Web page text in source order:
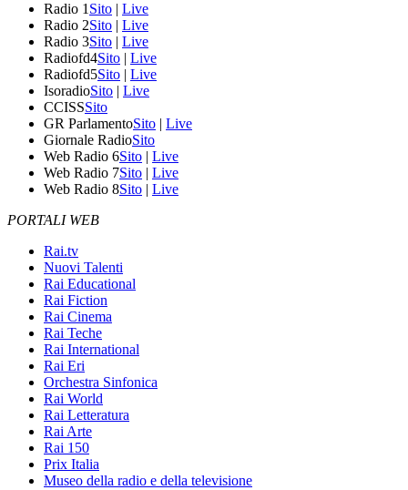
Radio 1 Sito | Live
Radio 2Sito | Live
Radio 3Sito | Live
Radiofd4Sito | Live
Radiofd5Sito | Live
IsoradioSito | Live
CCISSSito
GR ParlamentoSito | Live
Giornale RadioSito
Web Radio 6Sito | Live
Web Radio 7Sito | Live
Web Radio 8Sito | Live
PORTALI WEB
Rai.tv
Nuovi Talenti
Rai Educational
Rai Fiction
Rai Cinema
Rai Teche
Rai International
Rai Eri
Orchestra Sinfonica
Rai World
Rai Letteratura
Rai Arte
Rai 150
Prix Italia
Museo della radio e della televisione